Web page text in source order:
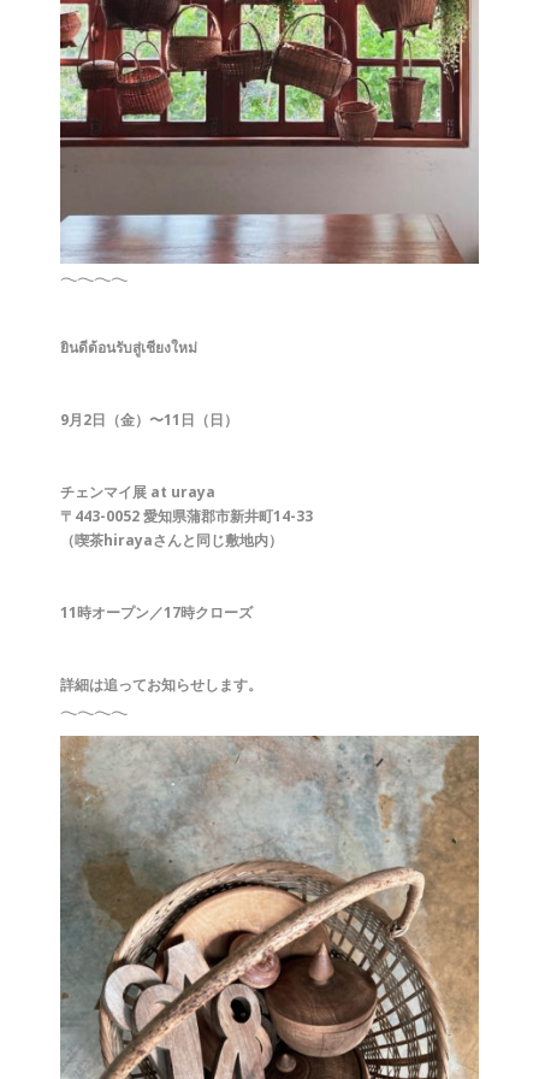
𓂃𓂃𓂃𓂃
ยินดีต้อนรับสู่เชียงใหม่
9月2日（金）〜11日（日）
チェンマイ展 at uraya
〒443-0052 愛知県蒲郡市新井町14-33
（喫茶hirayaさんと同じ敷地内）
11時オープン／17時クローズ
詳細は追ってお知らせします。
𓂃𓂃𓂃𓂃